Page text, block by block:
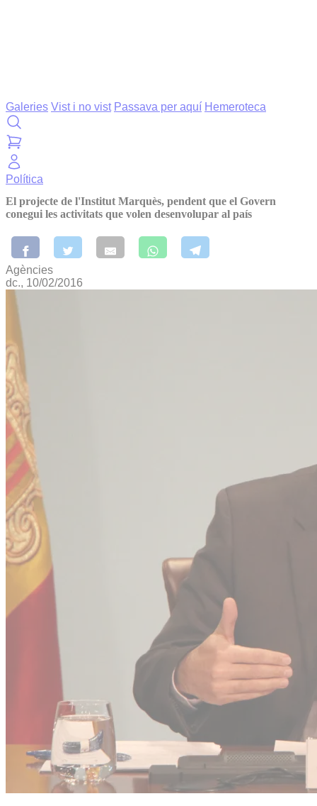
Galeries Vist i no vist Passava per aquí Hemeroteca
Política
El projecte de l'Institut Marquès, pendent que el Govern
conegui les activitats que volen desenvolupar al país
Agències
dc., 10/02/2016